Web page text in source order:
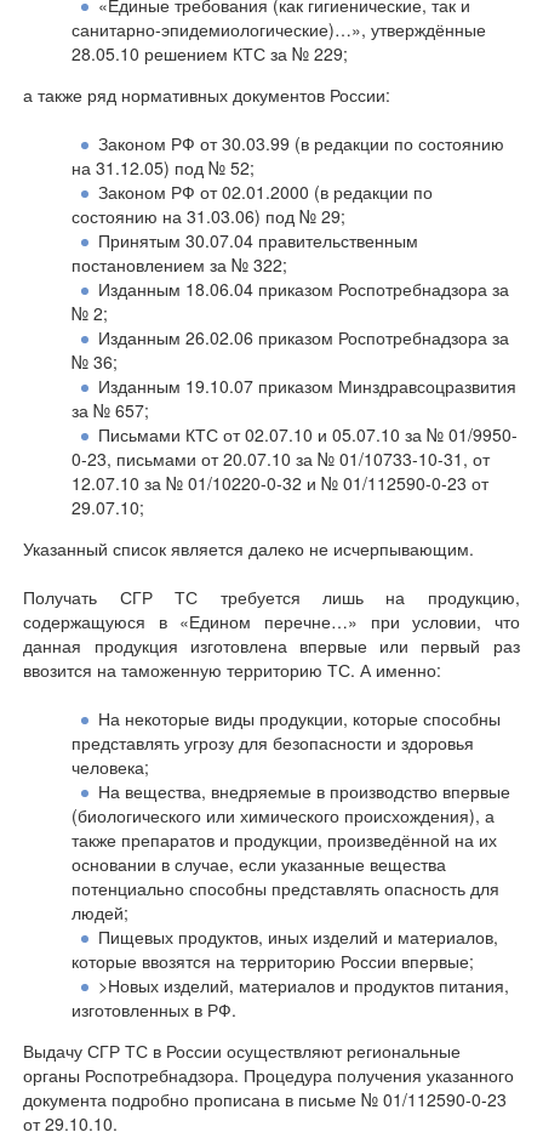
«Единые требования (как гигиенические, так и
санитарно-эпидемиологические)…», утверждённые
28.05.10 решением КТС за № 229;
а также ряд нормативных документов России:
Законом РФ от 30.03.99 (в редакции по состоянию
на 31.12.05) под № 52;
Законом РФ от 02.01.2000 (в редакции по
состоянию на 31.03.06) под № 29;
Принятым 30.07.04 правительственным
постановлением за № 322;
Изданным 18.06.04 приказом Роспотребнадзора за
№ 2;
Изданным 26.02.06 приказом Роспотребнадзора за
№ 36;
Изданным 19.10.07 приказом Минздравсоцразвития
за № 657;
Письмами КТС от 02.07.10 и 05.07.10 за № 01/9950-
0-23, письмами от 20.07.10 за № 01/10733-10-31, от
12.07.10 за № 01/10220-0-32 и № 01/112590-0-23 от
29.07.10;
Указанный список является далеко не исчерпывающим.
Получать СГР ТС требуется лишь на продукцию,
содержащуюся в «Едином перечне…» при условии, что
данная продукция изготовлена впервые или первый раз
ввозится на таможенную территорию ТС. А именно:
На некоторые виды продукции, которые способны
представлять угрозу для безопасности и здоровья
человека;
На вещества, внедряемые в производство впервые
(биологического или химического происхождения), а
также препаратов и продукции, произведённой на их
основании в случае, если указанные вещества
потенциально способны представлять опасность для
людей;
Пищевых продуктов, иных изделий и материалов,
которые ввозятся на территорию России впервые;
>Новых изделий, материалов и продуктов питания,
изготовленных в РФ.
Выдачу СГР ТС в России осуществляют региональные
органы Роспотребнадзора. Процедура получения указанного
документа подробно прописана в письме № 01/112590-0-23
от 29.10.10.